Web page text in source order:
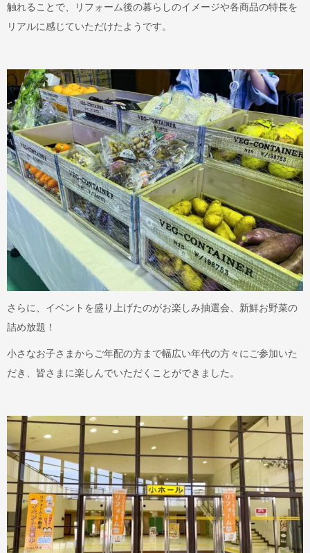
触れることで、リフォーム後の暮らしのイメージや各商品の特長を
リアルに感じていただけたようです。
さらに、イベントを盛り上げたのがお楽しみ抽選会、新鮮お野菜の
詰め放題！
小さなお子さまからご年配の方まで幅広い年代の方々にご参加いた
だき、皆さまに楽しんでいただくことができました。